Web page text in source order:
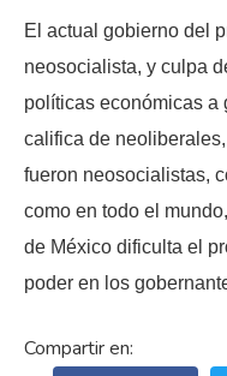
El actual gobierno del
neosocialista, y culpa
políticas económicas a
califica de
fueron neosocialistas,
como en todo el
de México dificulta el
poder en los